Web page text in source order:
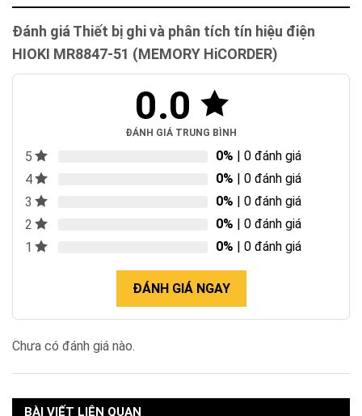
Đánh giá Thiết bị ghi và phân tích tín hiệu điện
HIOKI MR8847-51 (MEMORY HiCORDER)
0.0
ĐÁNH GIÁ TRUNG BÌNH
5 0% | 0 đánh giá
4
0% | 0 đánh giá
3
0% | 0 đánh giá
2
0% | 0 đánh giá
1
0% | 0 đánh giá
ĐÁNH GIÁ NGAY
Chưa có đánh giá nào.
BÀI VIẾT LIÊN QUAN